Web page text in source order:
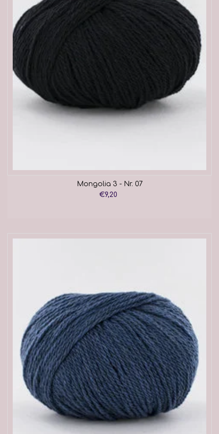
Mongolia 3 - Nr. 07
€9,20